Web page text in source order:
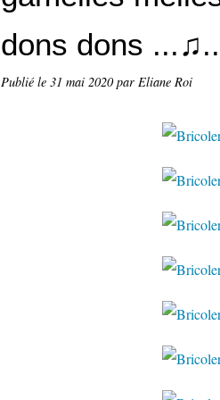
dons dons
Publié le 31 mai 2020par Eliane Roi